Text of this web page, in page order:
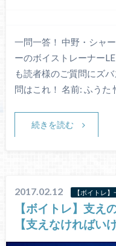
一問一答！ 中野・シャ
ーのボイストレーナー
も読者様のご質問にズ
問はこれ！ 名前: ふうた
続きを読む
2017.02.12 【ボイトレ】
【ボイトレ】支え
【支えなければい